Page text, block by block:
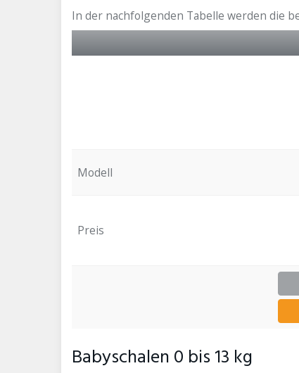
In der nachfolgenden Tabelle werden die
Modell
Preis
Babyschalen 0 bis 13 kg